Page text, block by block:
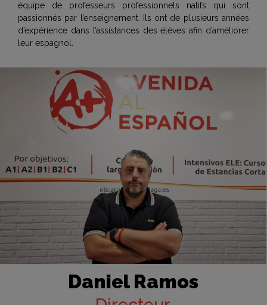
équipe de professeurs professionnels natifs qui sont
passionnés par l’enseignement. Ils ont de plusieurs années
d’expérience dans l’assistances des élèves afin d’améliorer
leur espagnol.
Daniel Ramos